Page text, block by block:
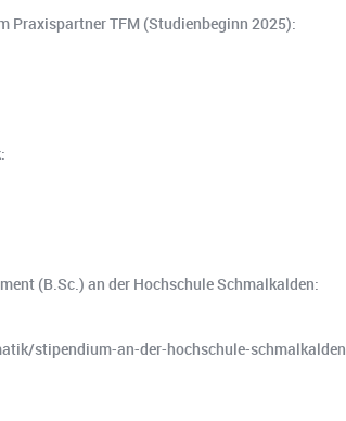
Praxispartner TFM (Studienbeginn 2025):
(B.Sc.) an der Hochschule Schmalkalden:
stipendium-an-der-hochschule-schmalkalden